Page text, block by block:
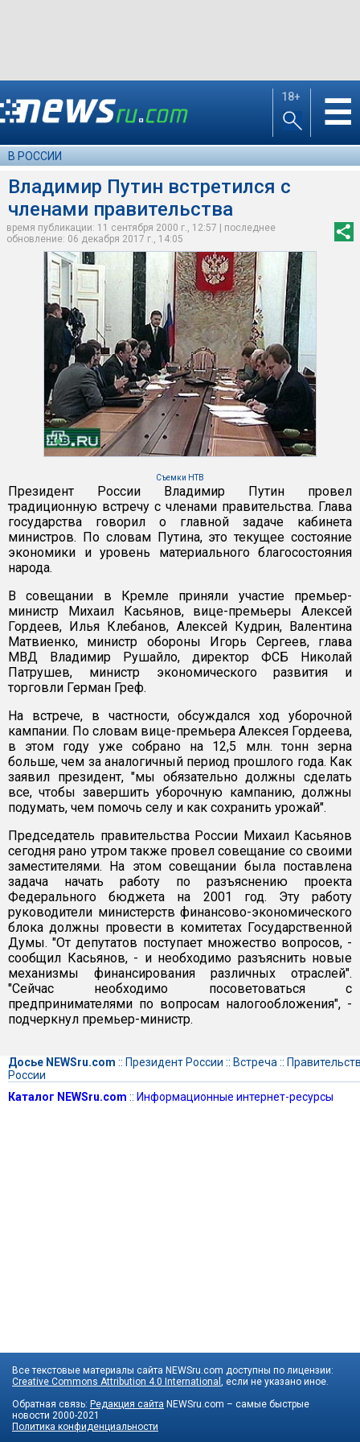
18+ ☰
В РОССИИ
Владимир Путин встретился с
членами правительства
время публикации: 11 сентября 2000 г., 12:57 | последнее
обновление: 06 декабря 2017 г., 14:05
Съемки НТВ
Президент России Владимир Путин провел
традиционную встречу с членами правительства. Глава
государства говорил о главной задаче кабинета
министров. По словам Путина, это текущее состояние
экономики и уровень материального благосостояния
народа.
В совещании в Кремле приняли участие премьер-
министр Михаил Касьянов, вице-премьеры Алексей
Гордеев, Илья Клебанов, Алексей Кудрин, Валентина
Матвиенко, министр обороны Игорь Сергеев, глава
МВД Владимир Рушайло, директор ФСБ Николай
Патрушев, министр экономического развития и
торговли Герман Греф.
На встрече, в частности, обсуждался ход уборочной
кампании. По словам вице-премьера Алексея Гордеева,
в этом году уже собрано на 12,5 млн. тонн зерна
больше, чем за аналогичный период прошлого года. Как
заявил президент, "мы обязательно должны сделать
все, чтобы завершить уборочную кампанию, должны
подумать, чем помочь селу и как сохранить урожай".
Председатель правительства России Михаил Касьянов
сегодня рано утром также провел совещание со своими
заместителями. На этом совещании была поставлена
задача начать работу по разъяснению проекта
Федерального бюджета на 2001 год. Эту работу
руководители министерств финансово-экономического
блока должны провести в комитетах Государственной
Думы. "От депутатов поступает множество вопросов, -
сообщил Касьянов, - и необходимо разъяснить новые
механизмы финансирования различных отраслей".
"Сейчас необходимо посоветоваться с
предпринимателями по вопросам налогообложения", -
подчеркнул премьер-министр.
Досье NEWSru.com :: Президент России :: Встреча ::
России
Каталог NEWSru.com :: Информационные интернет-ресурсы
Все текстовые материалы сайта NEWSru.com доступны по лицензии:
Creative Commons Attribution 4.0 International
, если не указано иное.
Обратная связь: Редакция сайта NEWSru.com – самые быстрые
новости 2000-2021
Политика конфиденциальности